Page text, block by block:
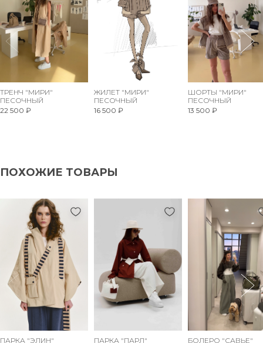
ТРЕНЧ "МИРИ"
ПЕСОЧНЫЙ
22 500 ₽
ЖИЛЕТ "МИРИ"
ПЕСОЧНЫЙ
16 500 ₽
ШОРТЫ "МИРИ"
ПЕСОЧНЫЙ
13 500 ₽
ПОХОЖИЕ ТОВАРЫ
ПАРКА "ЭЛИН"
ПАРКА "ПАРЛ"
БОЛЕРО "САВЬЕ"